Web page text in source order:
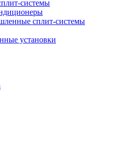
системы
сплит-системы
установки